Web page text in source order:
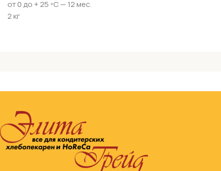
от 0 до + 25 ºС — 12 мес.
2 кг